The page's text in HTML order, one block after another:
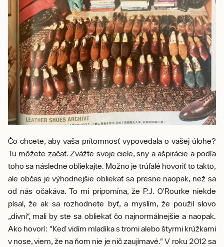
Čo chcete, aby vaša prítomnosť vypovedala o vašej úlohe?
Tu môžete začať. Zvážte svoje ciele, sny a ašpirácie a podľa
toho sa následne obliekajte. Možno je trúfalé hovoriť to takto,
ale občas je výhodnejšie obliekať sa presne naopak, než sa
od nás očakáva. To mi pripomína, že P.J. O’Rourke niekde
písal, že ak sa rozhodnete byť, a myslím, že použil slovo
„divní“, mali by ste sa obliekať čo najnormálnejšie a naopak.
Ako hovorí: "Keď vidím mladíka s tromi alebo štyrmi krúžkami
v nose, viem, že na ňom nie je nič zaujímavé." V roku 2012 sa